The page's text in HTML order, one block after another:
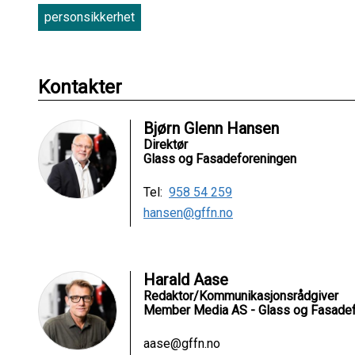
personsikkerhet
Kontakter
Bjørn Glenn Hansen
Direktør
Glass og Fasadeforeningen
Tel: 958 54 259
hansen@gffn.no
Harald Aase
Redaktor/Kommunikasjonsrådgiver
Member Media AS - Glass og
aase@gffn.no